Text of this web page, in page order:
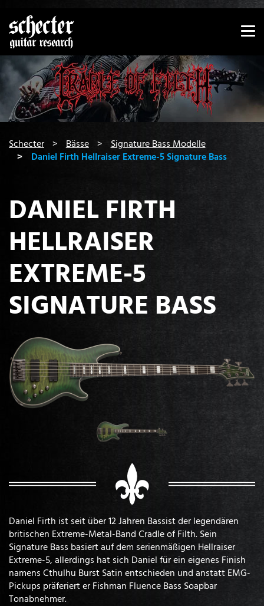
Zeige besser passende Version dieser Seite
Diese Meldung nicht mehr anzeigen
Schecter Bässe
Signature Bass Modelle
Daniel Firth Hellraiser Extreme-5 Signature Bass
DANIEL FIRTH
HELLRAISER
EXTREME-5
SIGNATURE BASS
Daniel Firth ist seit über 12 Jahren Bassist der legendären
britischen Extreme-Metal-Band Cradle of Filth. Sein
Signature Bass basiert auf dem serienmäßigen Hellraiser
Extreme-5, allerdings hat sich Daniel für ein eigenes Finish
namens Cthulhu Burst Satin entschieden und anstatt EMG-
Pickups präferiert er Fishman Fluence Bass Soapbar
Tonabnehmer.